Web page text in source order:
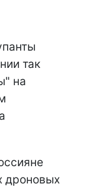
так
на
дроновых